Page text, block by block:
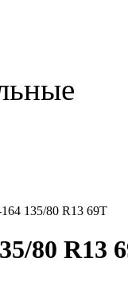
135/80 R13 69T
80 R13